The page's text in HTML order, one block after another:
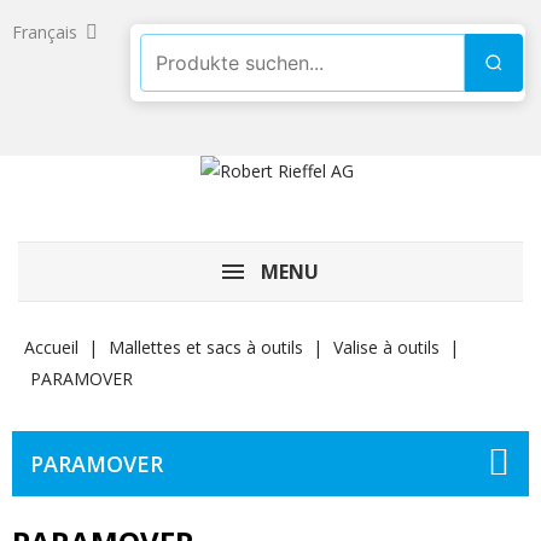
Français
Produkte suchen
MENU
Accueil Mallettes et sacs à outils
Valise à outils
PARAMOVER
PARAMOVER